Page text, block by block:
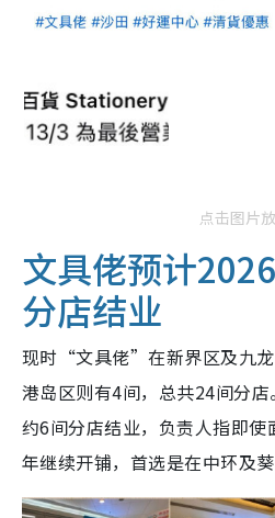
点击图片
文具佬预计
分店结业
现时“文具佬”在新界区及九
港岛区则有4间，总共24间分
约6间分店结业，负责人指即
年继续开铺，首选是在中环及葵